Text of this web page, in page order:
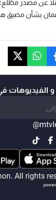
عن مصدر مطّلع:
بشأن مضيق
و الفيديوهات
All rights